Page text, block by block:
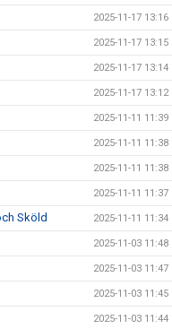
2025-11-17 13:16
2025-11-17 13:15
2025-11-17 13:14
2025-11-17 13:12
2025-11-11 11:39
2025-11-11 11:38
2025-11-11 11:38
2025-11-11 11:37
Sköld 2025-11-11 11:34
2025-11-03 11:48
2025-11-03 11:47
2025-11-03 11:45
2025-11-03 11:44